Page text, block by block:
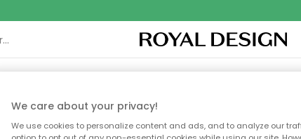
INDRETNINGTEKSTIL & TÆPPERKØKKENETOPBEVARING
We care about your privacy!
We use cookies to personalize content and ads, and to analyze our